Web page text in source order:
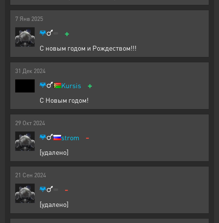
7 Янв 2025
+
С новым годом и Рождеством!!!
31 Дек 2024
Kursis +
С Новым годом!
29 Окт 2024
strom -
[удалено]
21 Сен 2024
-
[удалено]